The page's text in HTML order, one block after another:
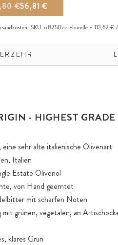
56,81 €
€
, SKU N 8750 BDE-bundle 113,62 €
- HIGHEST GRADE
eine sehr alte italienische Olivenart
Italien
Estate Olivenöl
von Hand geerntet
mit scharfen Noten
mit grünen, vegetalen, an
klares Grün